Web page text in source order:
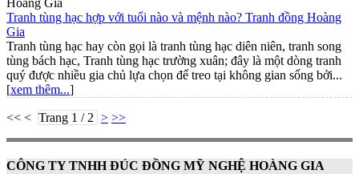
Tranh tùng hạc hợp với tuổi nào và mệnh nào? Tranh đồng Hoàng
Gia
Tranh tùng hạc hay còn gọi là tranh tùng hạc diên niên, tranh song
tùng bách hạc, Tranh tùng hạc trường xuân; đây là một dòng tranh
quý được nhiều gia chủ lựa chọn để treo tại không gian sống bởi...
[xem thêm...]
<< < Trang 1 / 2 > >>
CÔNG TY TNHH ĐÚC ĐỒNG MỸ NGHỆ HOÀNG GIA